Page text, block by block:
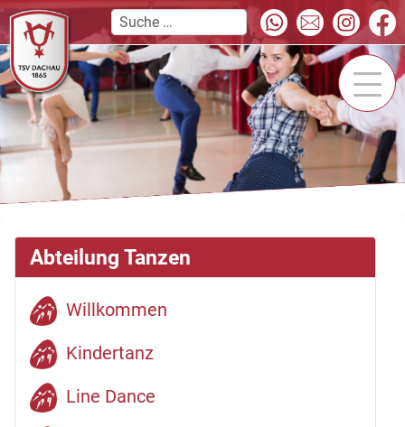
Abteilung Tanzen
Willkommen
Kindertanz
Line Dance